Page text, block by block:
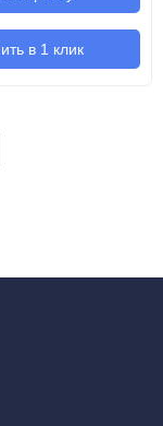
в 1 клик